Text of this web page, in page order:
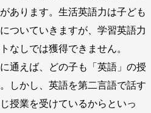
あります。生活英語力は子ども
ついていきますが、学習英語力
なしでは獲得できません。
通えば、どの子も「英語」の授
しかし、英語を第二言語で話す
授業を受けているからといっ